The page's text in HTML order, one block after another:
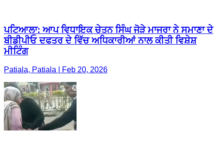
ਪਟਿਆਲਾ: ਆਪ ਵਿਧਾਇਕ ਚੇਤਨ ਸਿੰਘ ਜੋੜੇ ਮਾਜਰਾ ਨੇ ਸਮਾਣਾ ਦੇ
ਬੀਡੀਪੀਓ ਦਫਤਰ ਦੇ ਵਿੱਚ ਅਧਿਕਾਰੀਆਂ ਨਾਲ ਕੀਤੀ ਵਿਸ਼ੇਸ਼
ਮੀਟਿੰਗ
Patiala, Patiala | Feb 20, 2026